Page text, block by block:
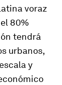
voraz
80%
tendrá
urbanos,
y